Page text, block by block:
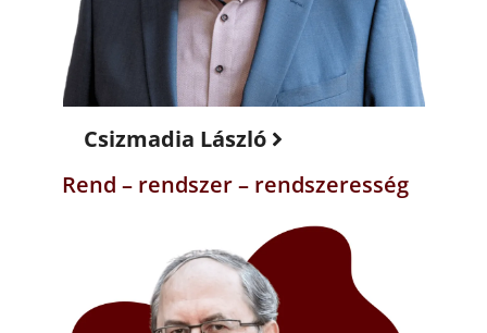
Csizmadia László
Rend – rendszer – rendszeresség